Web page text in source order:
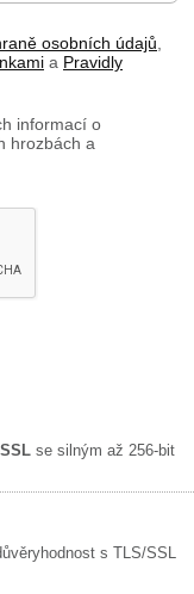
osobních údajů
a Pravidly
informací o
hrozbách a
se silným až 256-bit
s TLS/SSL